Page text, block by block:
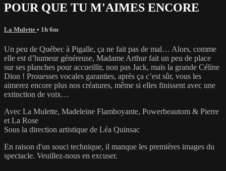
POUR QUE TU M'AIMES ENCORE
La Mulette • 1h 6m
Un peu de Québec à Pigalle, ça ne fait pas de mal… Alors, comme
elle est d’humeur généreuse, Madame Arthur fait un peu de place
sur ses planches pour accueillir, non pas Jack, mais la grande Céline
Dion ! Prouesses vocales garanties, après ça c’est sûr, vous les
aimerez encore plus nos créatures, même si elles finissent avec une
extinction de voix…
Avec La Mulette, Madeleine Flamboyante, Powerbeautom & Pierre
et La Rose
Sous la direction artistique de Léa Quinsac
En raison d'un souci technique, il manque les premières images du
spectacle. Veuillez-nous en excuser.